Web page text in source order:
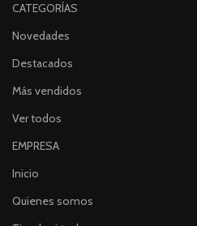
CATEGORÍAS
Novedades
Destacados
Más vendidos
Ver todos
EMPRESA
Inicio
Quienes somos